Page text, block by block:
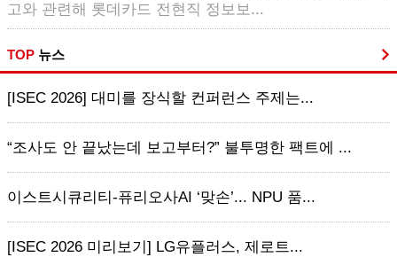
고와 관련해 롯데카드 전현직 정보보...
TOP 뉴스
[ISEC 2026] 대미를 장식할 컨퍼런스 주제는...
“조사도 안 끝났는데 보고부터?” 불투명한 팩트에 ...
이스트시큐리티-퓨리오사AI ‘맞손’... NPU 품...
[ISEC 2026 미리보기] LG유플러스, 제로트...